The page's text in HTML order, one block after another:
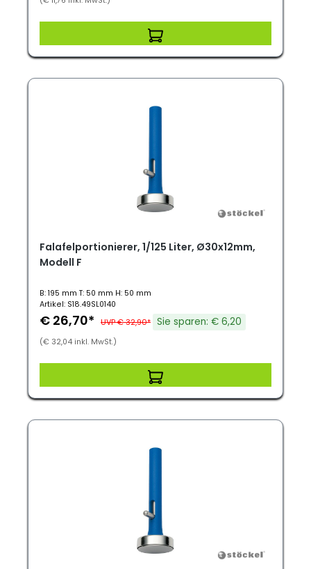
Falafelportionierer, 1/125 Liter, Ø30x12mm,
Modell F
B: 195 mm T: 50 mm H: 50 mm
Artikel: S18.49SL0140
€ 26,70* UVP € 32,90* Sie sparen: € 6,20
(€ 32,04 inkl. MwSt.)